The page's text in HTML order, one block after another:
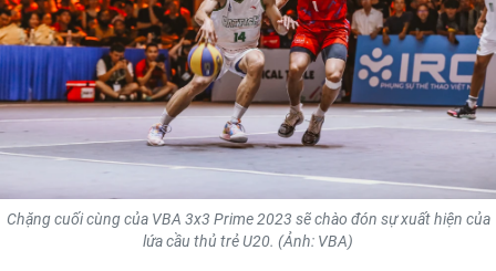
Y TẾ
KHOA HỌC - CÔNG NGHỆ
MÔI TRƯỜNG
BẠN ĐỌC
KIỂM CHỨNG THÔNG TIN
Chặng cuối cùng của VBA 3x3 Prime 2023 sẽ chào đón sự xuất hiện của
lứa cầu thủ trẻ U20. (Ảnh: VBA)